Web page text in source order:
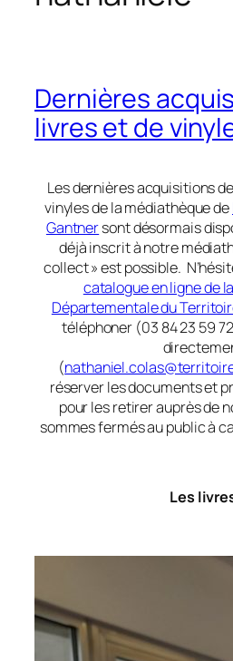
Dernières
livres et de
Les dernières acquisitions
vinyles de la médiathèque de
Gantnersont désormais
déjà inscrit à notre
collect » est possible.
catalogue en ligne de
Départementale du
téléphoner (03 84 23 59
(
réserver les documents et
pour les retirer auprès de
sommes fermés au public à
Les